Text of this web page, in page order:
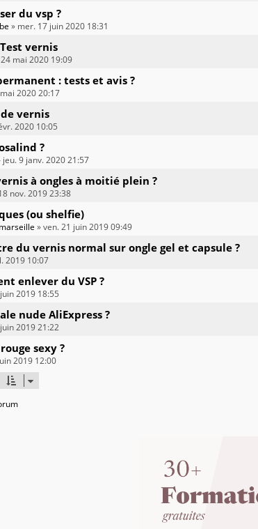
du vsp ?
» mer. 17 juin 2020 18:31
vernis
mai 2020 19:09
: tests et avis ?
2020 20:17
vernis
2020 10:05
?
jeu. 9 janv. 2020 21:57
à ongles à moitié plein ?
nov. 2019 23:38
(ou shelfie)
» ven. 21 juin 2019 09:49
du vernis normal sur ongle gel et capsule ?
2019 10:07
enlever du VSP ?
2019 18:55
nude AliExpress ?
2019 21:22
sexy ?
2019 12:00